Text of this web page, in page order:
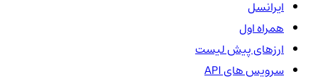
ایرانسل
همراه اول
ارزهای پیش لیست
سرویس های API